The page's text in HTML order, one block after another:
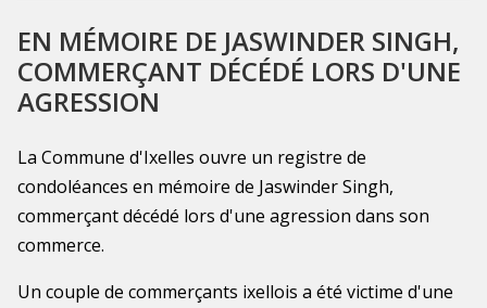
EN MÉMOIRE DE JASWINDER SINGH,
COMMERÇANT DÉCÉDÉ LORS D'UNE
AGRESSION
La Commune d'Ixelles ouvre un registre de
condoléances en mémoire de Jaswinder Singh,
commerçant décédé lors d'une agression dans son
commerce.
Un couple de commerçants ixellois a été victime d'une